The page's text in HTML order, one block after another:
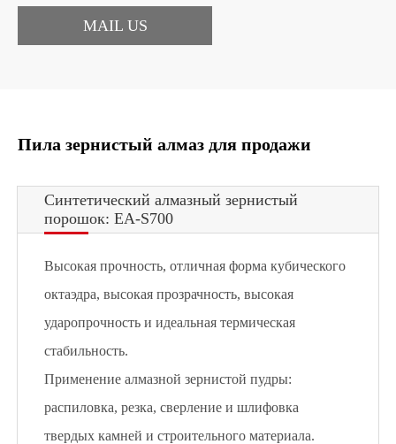
MAIL US
Пила зернистый алмаз для продажи
Синтетический алмазный зернистый
порошок: EA-S700
Высокая прочность, отличная форма кубического
октаэдра, высокая прозрачность, высокая
ударопрочность и идеальная термическая
стабильность.
Применение алмазной зернистой пудры:
распиловка, резка, сверление и шлифовка
твердых камней и строительного материала.